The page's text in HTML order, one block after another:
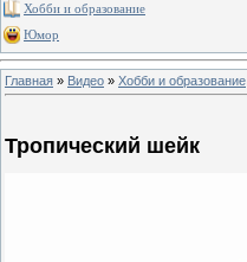
Хобби и образование
Юмор
Главная » Видео » Хобби и образование
Тропический шейк